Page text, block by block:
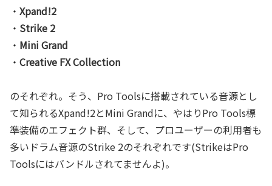
・ Xpand!2
・ Strike 2
・ Mini Grand
・ Creative FX Collection
のそれぞれ。そう、Pro Toolsに搭載されている音源とし
て知られるXpand!2とMini Grandに、やはりPro Tools標
準装備のエフェクト群、そして、プロユーザーの利用者も
多いドラム音源のStrike 2のそれぞれです(StrikeはPro
Toolsにはバンドルされてませんよ)。